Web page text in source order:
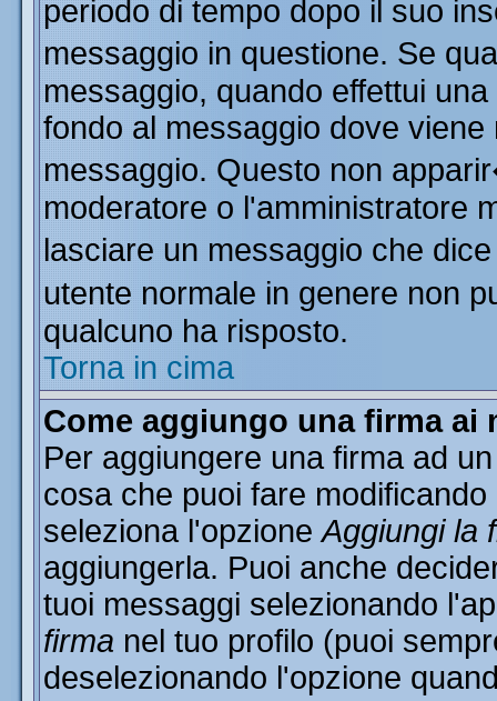
periodo di tempo dopo il suo
messaggio in questione. Se
messaggio, quando effettui
fondo al messaggio dove
messaggio. Questo non
moderatore o l'amministratore
lasciare un messaggio che
utente normale in genere non
qualcuno ha risposto.
Torna in cima
Come aggiungo una firma ai
Per aggiungere una firma ad
cosa che puoi fare
seleziona l'opzioneAggiungi la
aggiungerla. Puoi anche
tuoi messaggi selezionando
firma nel tuo profilo (puoi
deselezionando l'opzione